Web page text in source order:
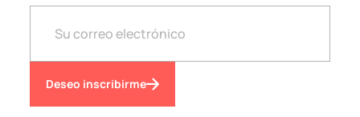
Deseo inscribirme